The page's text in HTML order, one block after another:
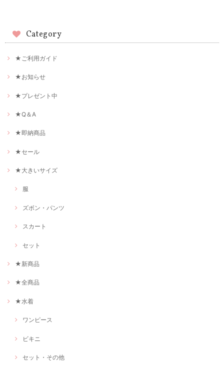
Category
★ご利用ガイド
★お知らせ
★プレゼント中
★Q＆A
★即納商品
★セール
★大きいサイズ
服
ズボン・パンツ
スカート
セット
★新商品
★全商品
★水着
ワンピース
ビキニ
セット・その他